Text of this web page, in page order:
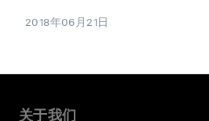
2018年06月21日
关于我们